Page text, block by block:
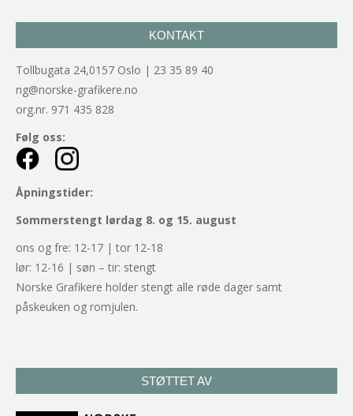
KONTAKT
Tollbugata 24,0157 Oslo | 23 35 89 40
ng@norske-grafikere.no
org.nr. 971 435 828
Følg oss:
Åpningstider:
Sommerstengt lørdag 8. og 15. august
ons og fre: 12-17 | tor 12-18
lør: 12-16 | søn – tir: stengt
Norske Grafikere holder stengt alle røde dager samt
påskeuken og romjulen.
STØTTET AV